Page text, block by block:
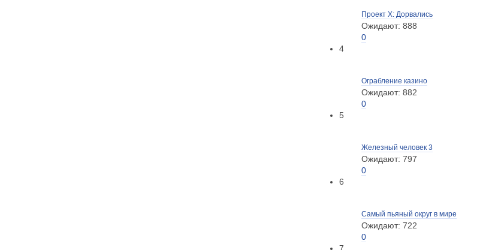
Проект X: Дорвались
Ожидают: 888
0
4
Ограбление казино
Ожидают: 882
0
5
Железный человек 3
Ожидают: 797
0
6
Самый пьяный округ в мире
Ожидают: 722
0